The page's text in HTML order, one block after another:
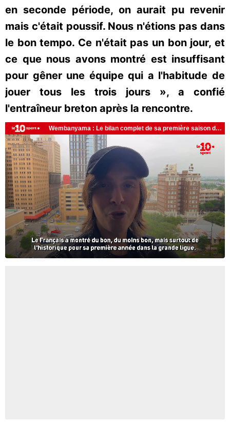
en seconde période, on aurait pu revenir
mais c'était poussif. Nous n'étions pas dans
le bon tempo. Ce n'était pas un bon jour, et
ce que nous avons montré est insuffisant
pour gêner une équipe qui a l'habitude de
jouer tous les trois jours », a confié
l'entraîneur breton après la rencontre.